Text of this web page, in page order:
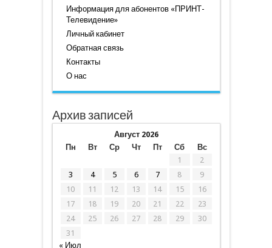
Информация для абонентов «ПРИНТ-
Телевидение»
Личный кабинет
Обратная связь
Контакты
О нас
Архив записей
Август 2026
Пн
Вт Ср Чт Пт Сб
Вс
1
2
3
4 5 6 7 8
9
10
11 12 13 14 15
16
17
18 19 20 21 22
23
24
25 26 27 28 29
30
31
« Июл